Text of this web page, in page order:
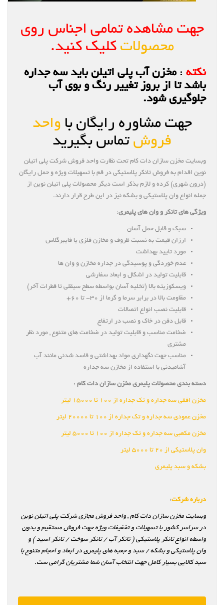
جهت مشاهده تمامی اجناس روی
محصولات کلیک کنید.
نکته :مخزن آب پلی اتیلن باید سه جداره
باشد تا از بروز تغییر رنگ و بوی آب
جلوگیری شود.
جهت مشاوره رایگان با واحد
فروش تماس بگیرید
وبسایت مخزن سازان دات کام تحت نظارت واحد فروش شرکت پلی اتیلن
نوین اقدام به فروش تانکر پلاستیکی در قم با تسهیلات ویژه و حمل رایگان
(درون شهری) کرده و لازم بذکر است دیگر محصولات پلی اتیلن نوین از
جمله انواع وان پلاستیکی و بشکه نیز در این طرح قرار دارند.
ویژگی های تانکر و وان های پلیمری:
سبک و قابل حمل آسان
ارزان قیمت به نسبت ظروف و مخازن فلزی یا فایبرگلاس
مورد تایید بهداشت
عدم خوردگی و پوسیدگی در جداره مخازن و وان ها
قابلیت تولید در اشکال و ابعاد سفارشی
ویسکوزیته بالا (تخلیه آسان بواسطه سطح سیقلی تا قطرات آخر)
مقاومت بالا در برابر سرما و گرما از ۳۰- تا ۶۰+
قابلیت نصب انواع اتصالات
قابل دفن در خاک و نصب در ارتفاع
ضخامت مناسب و قابلیت تولید در ضخامت های متنوع , مورد نظر
مشتری
مناسب جهت نگهداری مواد بهداشتی و فاسد شدنی مانند آب
آشامیدنی با استفاده از مخازن سه جداره
دسته بندی محصولات پلیمری مخزن سازان دات کام :
مخزن افقی سه جداره و تک جداره از ۱۰۰ تا ۱۵۰۰۰ لیتر
مخزن عمودی سه جداره و تک جداره از ۱۰۰ تا ۲۰۰۰۰ لیتر
مخزن مکعبی سه جداره و تک جداره از ۱۰۰ تا ۵۰۰۰ لیتر
وان پلاستیکی از ۲۰ تا ۵۰۰۰ لیتر
بشکه و سبد پلیمری
درباره شرکت:
وبسایت مخزن سازان دات کام , واحد فروش مجازی شرکت پلی اتیلن نوین
در سراسر کشور با تسهیلات و تخفیفات ویژه جهت فروش مستقیم و بدون
واسطه انواع تانکر پلاستیکی ( تانکر آب / تانکر سوخت / تانکر اسید ) و
وان پلاستیکی و بشکه / سبد و جعبه های پلیمری در ابعاد و احجام متنوع با
سبد کالایی بسیار کامل جهت انتخاب آسان شما مشتریان گرامی ست.